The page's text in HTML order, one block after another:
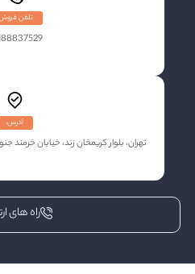
تلفن
آدرس:
تهران، بلوار کریمخان زند، خیابان خرمند جنوبی،
راه های